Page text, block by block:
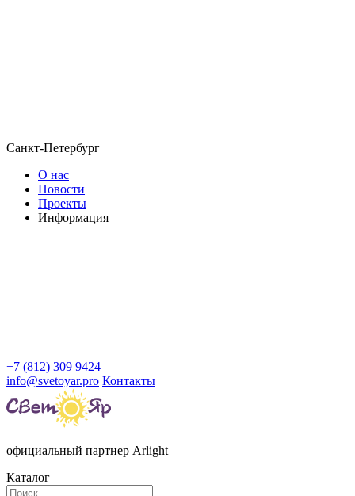
Санкт-Петербург
О нас
Новости
Проекты
Информация
+7 (812) 309 9424
info@svetoyar.pro Контакты
официальный партнер Arlight
Каталог